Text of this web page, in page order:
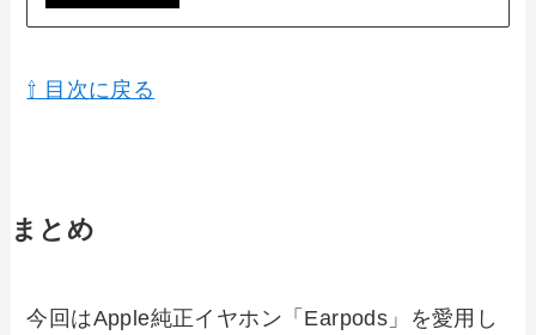
⇧ 目次に戻る
まとめ
今回はApple純正イヤホン「Earpods」を愛用し